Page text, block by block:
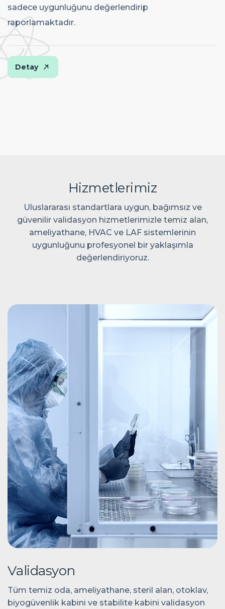
sadece uygunluğunu değerlendirip
raporlamaktadır.
Detay
Hizmetlerimiz
Uluslararası standartlara uygun, bağımsız ve
güvenilir validasyon hizmetlerimizle temiz alan,
ameliyathane, HVAC ve LAF sistemlerinin
uygunluğunu profesyonel bir yaklaşımla
değerlendiriyoruz.
Validasyon
Tüm temiz oda, ameliyathane, steril alan, otoklav,
biyogüvenlik kabini ve stabilite kabini validasyon